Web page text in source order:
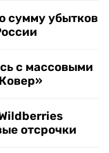
сумму убытков
с массовыми
отсрочки